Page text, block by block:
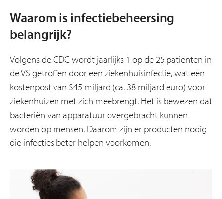
Waarom is infectiebeheersing
belangrijk?
Volgens de CDC wordt jaarlijks 1 op de 25 patiënten in
de VS getroffen door een ziekenhuisinfectie, wat een
kostenpost van $45 miljard (ca. 38 miljard euro) voor
ziekenhuizen met zich meebrengt. Het is bewezen dat
bacteriën van apparatuur overgebracht kunnen
worden op mensen. Daarom zijn er producten nodig
die infecties beter helpen voorkomen.